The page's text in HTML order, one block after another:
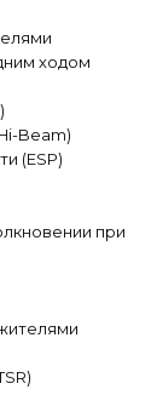
ходом
Beam)
(ESP)
при